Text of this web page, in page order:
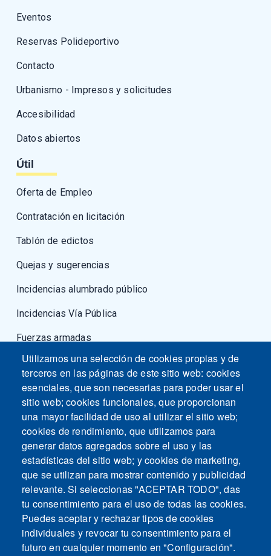
Eventos
Reservas Polideportivo
Contacto
Urbanismo - Impresos y solicitudes
Accesibilidad
Datos abiertos
Útil
Oferta de Empleo
Contratación en licitación
Tablón de edictos
Quejas y sugerencias
Incidencias alumbrado público
Incidencias Vía Pública
Fuerzas armadas
Utilizamos una selección de cookies propias y de
terceros en las páginas de este sitio web: cookies
esenciales, que son necesarias para poder usar el
sitio web; cookies funcionales, que proporcionan
una mayor facilidad de uso al utilizar el sitio web;
cookies de rendimiento, que utilizamos para
generar datos agregados sobre el uso y las
estadísticas del sitio web; y cookies de marketing,
que se utilizan para mostrar contenido y publicidad
relevante. Si seleccionas "ACEPTAR TODO", das
tu consentimiento para el uso de todas las cookies.
Puedes aceptar y rechazar tipos de cookies
individuales y revocar tu consentimiento para el
futuro en cualquier momento en "Configuración".